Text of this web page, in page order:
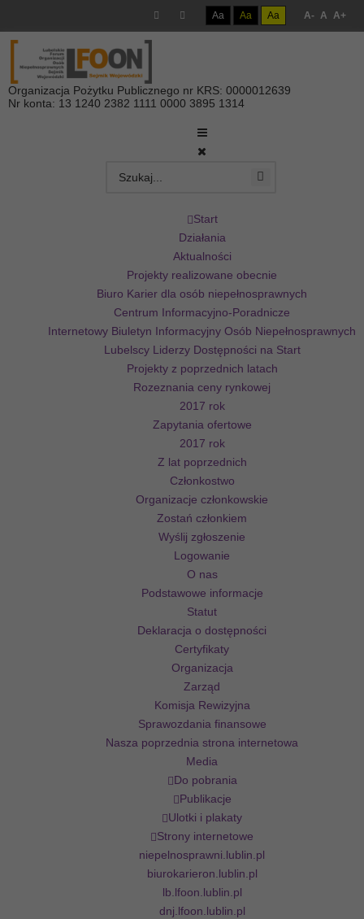
Aa Aa Aa A- A A+
Organizacja Pożytku Publicznego nr KRS: 0000012639
Nr konta: 13 1240 2382 1111 0000 3895 1314
Start
Działania
Aktualności
Projekty realizowane obecnie
Biuro Karier dla osób niepełnosprawnych
Centrum Informacyjno-Poradnicze
Internetowy Biuletyn Informacyjny Osób Niepełnosprawnych
Lubelscy Liderzy Dostępności na Start
Projekty z poprzednich latach
Rozeznania ceny rynkowej
2017 rok
Zapytania ofertowe
2017 rok
Z lat poprzednich
Członkostwo
Organizacje członkowskie
Zostań członkiem
Wyślij zgłoszenie
Logowanie
O nas
Podstawowe informacje
Statut
Deklaracja o dostępności
Certyfikaty
Organizacja
Zarząd
Komisja Rewizyjna
Sprawozdania finansowe
Nasza poprzednia strona internetowa
Media
Do pobrania
Publikacje
Ulotki i plakaty
Strony internetowe
niepelnosprawni.lublin.pl
biurokarieron.lublin.pl
lb.lfoon.lublin.pl
dnj.lfoon.lublin.pl